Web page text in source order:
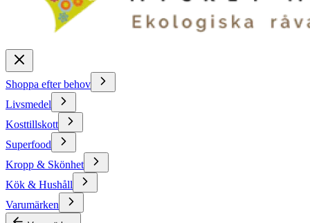
Shoppa efter behov
Livsmedel
Kosttillskott
Superfood
Kropp & Skönhet
Kök & Hushåll
Varumärken